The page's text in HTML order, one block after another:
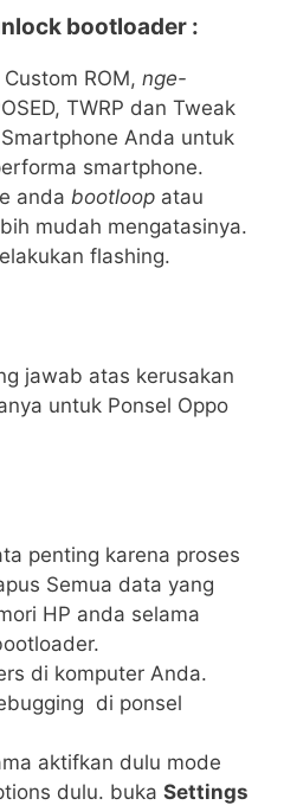
bootloader :
ROM, nge-
TWRP dan Tweak
Anda untuk
smartphone.
anda bootloop atau
mudah mengatasinya.
flashing.
jawab atas kerusakan
untuk Ponsel Oppo
penting karena proses
Semua data yang
HP anda selama
di komputer Anda.
di ponsel
aktifkan dulu mode
dulu. buka Settings